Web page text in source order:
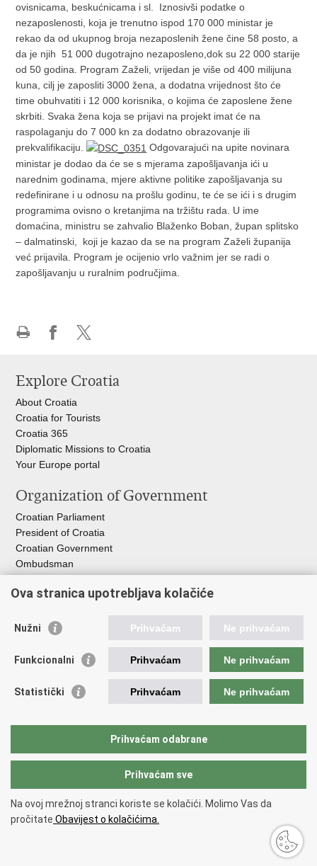
ovisnicama, beskućnicama i sl. Iznosivši podatke o
nezaposlenosti, koja je trenutno ispod 170 000 ministar je
rekao da od ukupnog broja nezaposlenih žene čine 58 posto, a
da je njih 51 000 dugotrajno nezaposleno,dok su 22 000 starije
od 50 godina. Program Zaželi, vrijedan je više od 400 milijuna
kuna, cilj je zaposliti 3000 žena, a dodatna vrijednost što će
time obuhvatiti i 12 000 korisnika, o kojima će zaposlene žene
skrbiti. Svaka žena koja se prijavi na projekt imat će na
raspolaganju do 7 000 kn za dodatno obrazovanje ili
prekvalifikaciju.
Odgovarajući na upite novinara
ministar je dodao da će se s mjerama zapošljavanja ići u
narednim godinama, mjere aktivne politike zapošljavanja su
redefinirane i u odnosu na prošlu godinu, te će se ići i s drugim
programima ovisno o kretanjima na tržištu rada. U ime
domaćina, ministru se zahvalio Blaženko Boban, župan splitsko
– dalmatinski, koji je kazao da se na program Zaželi županija
već prijavila. Program je ocijenio vrlo važnim jer se radi o
zapošljavanju u ruralnim područjima.
page
Facebook
X
Explore Croatia
About Croatia
Croatia for Tourists
Croatia 365
Diplomatic Missions to Croatia
Your Europe portal​
Organization of Government
Croatian Parliament
President of Croatia
Croatian Government
Ombudsman​
Useful links
ILO
CPII
ZOSI
ESF
Service for Social Partnership
Copyright © 2026 Ministry of Labour and Pension System
Izjava o pristupačnosti
Ova stranica upotrebljava kolačiće
Nužni Prihvaćam Ne prihvaćam
Funkcionalni Prihvaćam Ne prihvaćam
Statistički Prihvaćam Ne prihvaćam
Prihvaćam odabrane
Prihvaćam sve
Na ovoj mrežnoj stranci koriste se kolačići. Molimo Vas da
pročitate Obavijest o kolačićima.